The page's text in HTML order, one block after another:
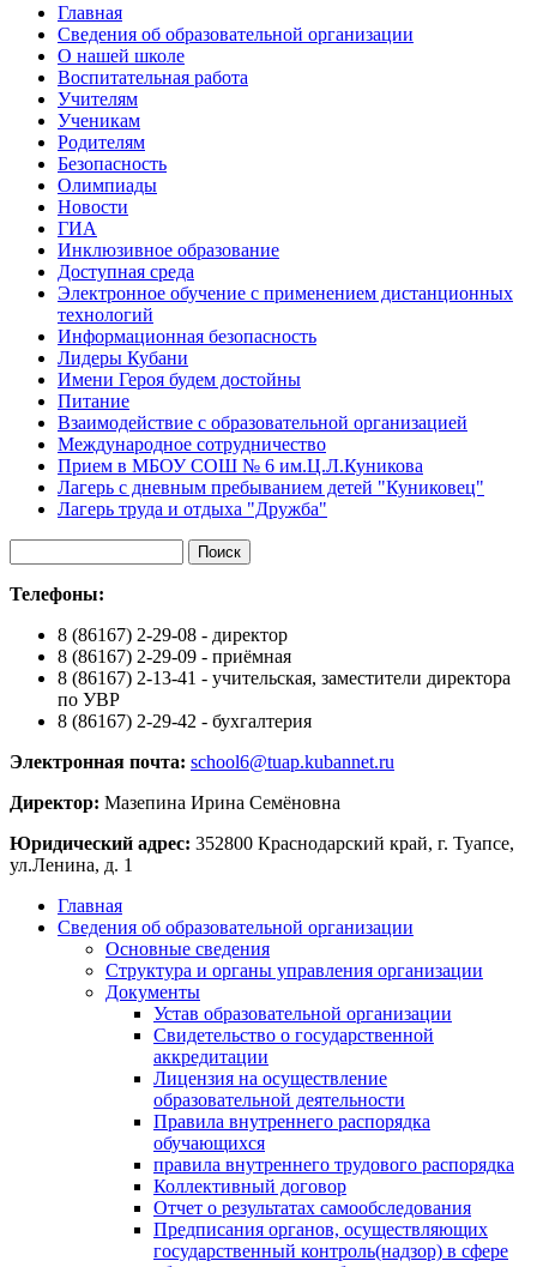
Главная
Сведения об образовательной организации
О нашей школе
Воспитательная работа
Учителям
Ученикам
Родителям
Безопасность
Олимпиады
Новости
ГИА
Инклюзивное образование
Доступная среда
Электронное обучение с применением дистанционных
технологий
Информационная безопасность
Лидеры Кубани
Имени Героя будем достойны
Питание
Взаимодействие с образовательной организацией
Международное сотрудничество
Прием в МБОУ СОШ № 6 им.Ц.Л.Куникова
Лагерь с дневным пребыванием детей "Куниковец"
Лагерь труда и отдыха "Дружба"
Телефоны:
8 (86167) 2-29-08 - директор
8 (86167) 2-29-09 - приёмная
8 (86167) 2-13-41 - учительская, заместители директора
по УВР
8 (86167) 2-29-42 - бухгалтерия
Электронная почта: school6@tuap.kubannet.ru
Директор: Мазепина Ирина Семёновна
Юридический адрес: 352800 Краснодарский край, г. Туапсе,
ул.Ленина, д. 1
Главная
Сведения об образовательной организации
Основные сведения
Структура и органы управления организации
Документы
Устав образовательной организации
Свидетельство о государственной
аккредитации
Лицензия на осуществление
образовательной деятельности
Правила внутреннего распорядка
обучающихся
правила внутреннего трудового распорядка
Коллективный договор
Отчет о результатах самообследования
Предписания органов, осуществляющих
государственный контроль(надзор) в сфере